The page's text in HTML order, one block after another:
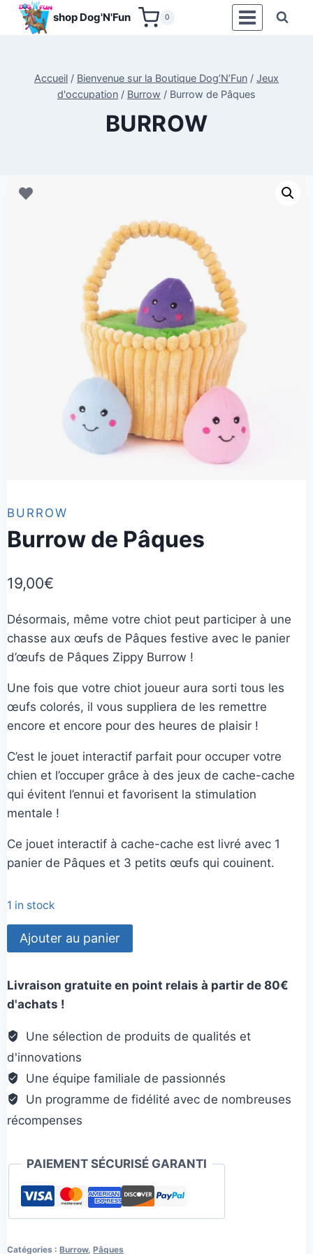
Aller
shop Dog'N'Fun 0
Accueil / Bienvenue sur la Boutique Dog’N’Fun / Jeux
d'occupation / Burrow / Burrow de Pâques
BURROW
BURROW
Burrow de Pâques
19,00€
Désormais, même votre chiot peut participer à une
chasse aux œufs de Pâques festive avec le panier
d’œufs de Pâques Zippy Burrow !
Une fois que votre chiot joueur aura sorti tous les
œufs colorés, il vous suppliera de les remettre
encore et encore pour des heures de plaisir !
C’est le jouet interactif parfait pour occuper votre
chien et l’occuper grâce à des jeux de cache-cache
qui évitent l’ennui et favorisent la stimulation
mentale !
Ce jouet interactif à cache-cache est livré avec 1
panier de Pâques et 3 petits œufs qui couinent.
1 in stock
quantité
de
de
Pâques
Ajouter au panier
Livraison gratuite en point relais à partir de 80€
d'achats !
Une sélection de produits de qualités et
d'innovations
Une équipe familiale de passionnés
Un programme de fidélité avec de nombreuses
récompenses
PAIEMENT SÉCURISÉ GARANTI
Catégories :Burrow,Pâques